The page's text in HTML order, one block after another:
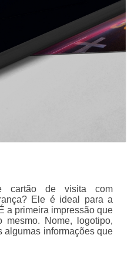
cartão de visita com
Ele é ideal para a
a primeira impressão que
Nome, logotipo,
algumas informações que